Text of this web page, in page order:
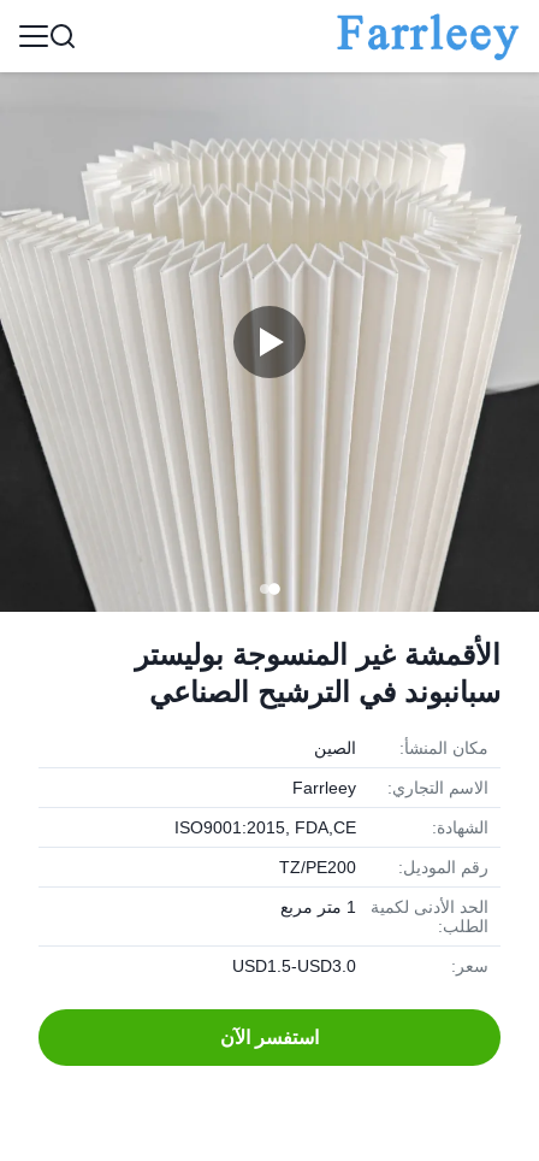
الأقمشة غير المنسوجة بوليستر
سبانبوند في الترشيح الصناعي
مكان المنشأ: الصين
الاسم التجاري: Farrleey
الشهادة: ISO9001:2015, FDA,CE
رقم الموديل: TZ/PE200
الحد الأدنى لكمية
الطلب:
1 متر مربع
سعر: USD1.5-USD3.0
استفسر الآن